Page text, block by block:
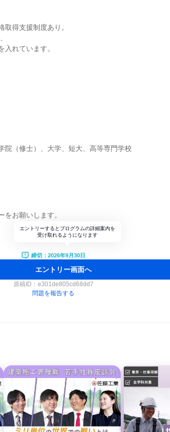
得支援制度あり。
入れています。
院（修士）、大学、短大、高等専門学校
をお願いします。
エントリーするとプログラムの詳細案内を
受け取れるようになります
締切：2026年9月30日
エントリー画面へ
原稿ID： e301de805cd68dd7
問題を報告する